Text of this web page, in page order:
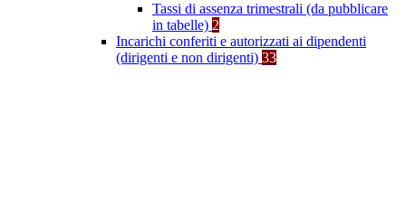
Tassi di assenza trimestrali (da pubblicare
in tabelle) 2
Incarichi conferiti e autorizzati ai dipendenti
(dirigenti e non dirigenti) 33